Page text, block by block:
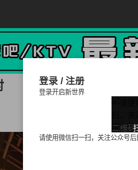
登录 / 注册
登录开启新世界
二维
请使用微信扫一扫，关注公众号